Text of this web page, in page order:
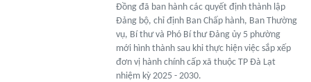
Đồng đã ban hành các quyết định thành lập
Đảng bộ, chỉ định Ban Chấp hành, Ban Thường
vụ, Bí thư và Phó Bí thư Đảng ủy 5 phường
mới hình thành sau khi thực hiện việc sắp xếp
đơn vị hành chính cấp xã thuộc TP Đà Lạt
nhiệm kỳ 2025 - 2030.